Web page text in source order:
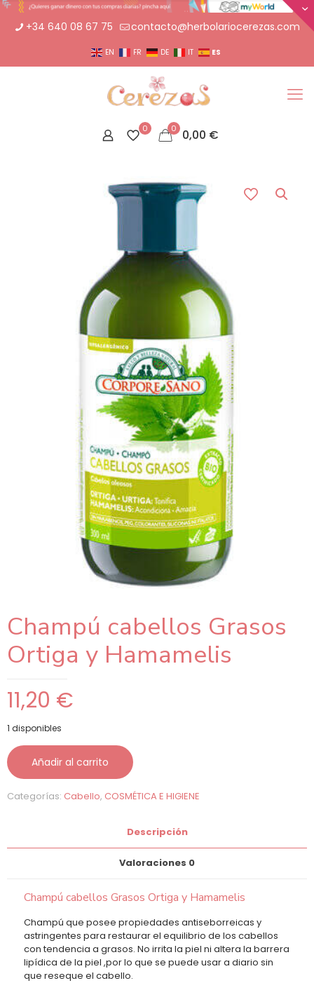
+34 640 08 67 75 contacto@herbolariocerezas.com
EN FR DE IT ES
0 0 0,00 €
Champú cabellos Grasos
Ortiga y Hamamelis
11,20 €
1 disponibles
Añadir al carrito
Categorías: Cabello, COSMÉTICA E HIGIENE
Descripción
Valoraciones 0
Champú cabellos Grasos Ortiga y Hamamelis
Champú que posee propiedades antiseborreicas y
astringentes para restaurar el equilibrio de los cabellos
con tendencia a grasos. No irrita la piel ni altera la barrera
lipídica de la piel ,por lo que se puede usar a diario sin
que reseque el cabello.